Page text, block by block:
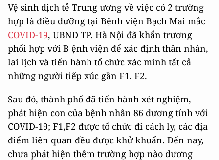
Vệ sinh dịch tễ Trung ương về việc có 2 trường
hợp là điều dưỡng tại Bệnh viện Bạch Mai mắc
COVID-19, UBND TP. Hà Nội đã khẩn trương
phối hợp với B ệnh viện để xác định thân nhân,
lai lịch và tiến hành tổ chức xác minh tất cả
những người tiếp xúc gần F1, F2.
Sau đó, thành phố đã tiến hành xét nghiệm,
phát hiện con của bệnh nhân 86 dương tính với
COVID-19; F1,F2 được tổ chức đi cách ly, các địa
điểm liên quan đều được khử khuẩn. Đến nay,
chưa phát hiện thêm trường hợp nào dương